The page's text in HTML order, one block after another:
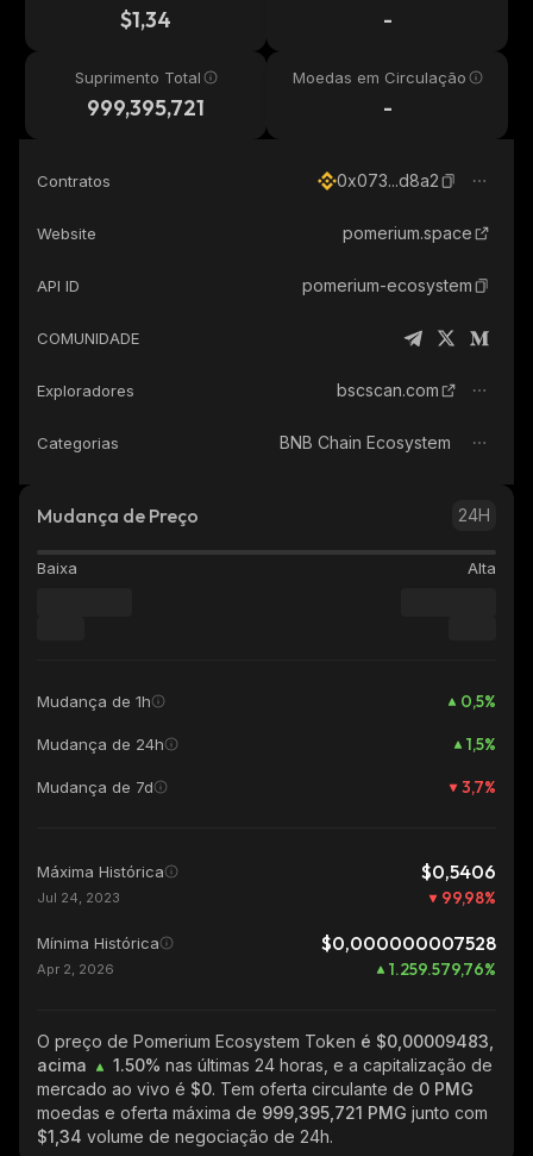
$1,34 -
Suprimento Total
999,395,721
Moedas em Circulação
-
Contratos 0x073...d8a2
Website pomerium.space
API ID pomerium-ecosystem
COMUNIDADE
Exploradores bscscan.com
Categorias BNB Chain Ecosystem
Mudança de Preço 24H
Baixa Alta
Mudança de 1h 0,5%
Mudança de 24h 1,5%
Mudança de 7d 3,7%
Máxima Histórica $0,5406
Jul 24, 2023 99,98%
Mínima Histórica $0,000000007528
Apr 2, 2026 1.259.579,76%
O preço de Pomerium Ecosystem Token é $0,00009483,
acima
1.50% nas últimas 24 horas, e a capitalização de
mercado ao vivo é $0. Tem oferta circulante de 0 PMG
moedas e oferta máxima de 999,395,721 PMG junto com
$1,34 volume de negociação de 24h.